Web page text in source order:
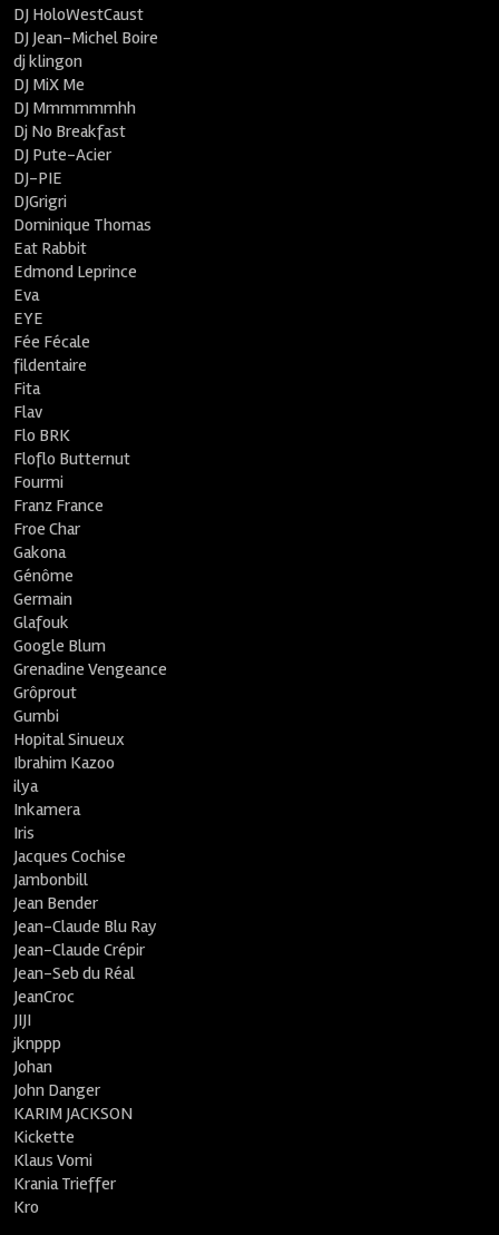
DJ HoloWestCaust
DJ Jean-Michel Boire
dj klingon
DJ MiX Me
DJ Mmmmmmhh
Dj No Breakfast
DJ Pute-Acier
DJ-PIE
DJGrigri
Dominique Thomas
Eat Rabbit
Edmond Leprince
Eva
EYE
Fée Fécale
fildentaire
Fita
Flav
Flo BRK
Floflo Butternut
Fourmi
Franz France
Froe Char
Gakona
Génôme
Germain
Glafouk
Google Blum
Grenadine Vengeance
Grôprout
Gumbi
Hopital Sinueux
Ibrahim Kazoo
ilya
Inkamera
Iris
Jacques Cochise
Jambonbill
Jean Bender
Jean-Claude Blu Ray
Jean-Claude Crépir
Jean-Seb du Réal
JeanCroc
JIJI
jknppp
Johan
John Danger
KARIM JACKSON
Kickette
Klaus Vomi
Krania Trieffer
Kro